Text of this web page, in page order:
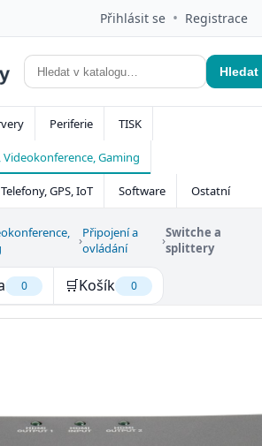
Přihlásit se • Registrace
Hledat
Periferie TISK
Videokonference, Gaming
Telefony, GPS, IoT Software Ostatní
›Připojení a
ovládání
›Switche a
splittery
0 🛒Košík 0